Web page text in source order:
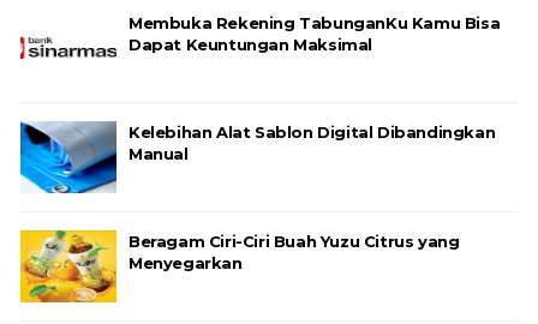
Membuka Rekening TabunganKu Kamu Bisa
Dapat Keuntungan Maksimal
Kelebihan Alat Sablon Digital Dibandingkan
Manual
Beragam Ciri-Ciri Buah Yuzu Citrus yang
Menyegarkan